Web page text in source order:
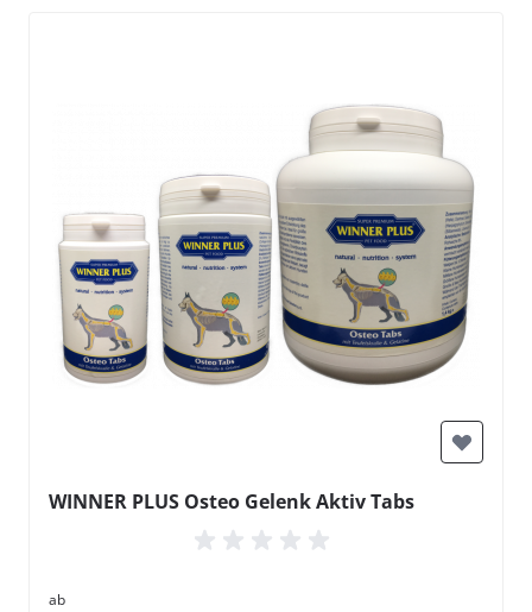
WINNER PLUS Osteo Gelenk Aktiv Tabs
ab